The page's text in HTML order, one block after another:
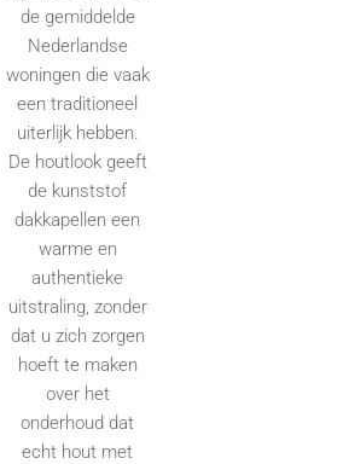
de gemiddelde
Nederlandse
woningen die vaak
een traditioneel
uiterlijk hebben.
De houtlook geeft
de kunststof
dakkapellen een
warme en
authentieke
uitstraling, zonder
dat u zich zorgen
hoeft te maken
over het
onderhoud dat
echt hout met